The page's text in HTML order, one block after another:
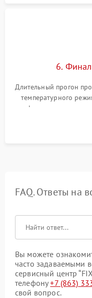
6.
Длительный прогон
температурного
фокуса,
таблицах. Проверка
FAQ. Ответы на
Вы можете
часто задаваемыми
сервисный центр
телефону+7 (863)
свой вопрос.